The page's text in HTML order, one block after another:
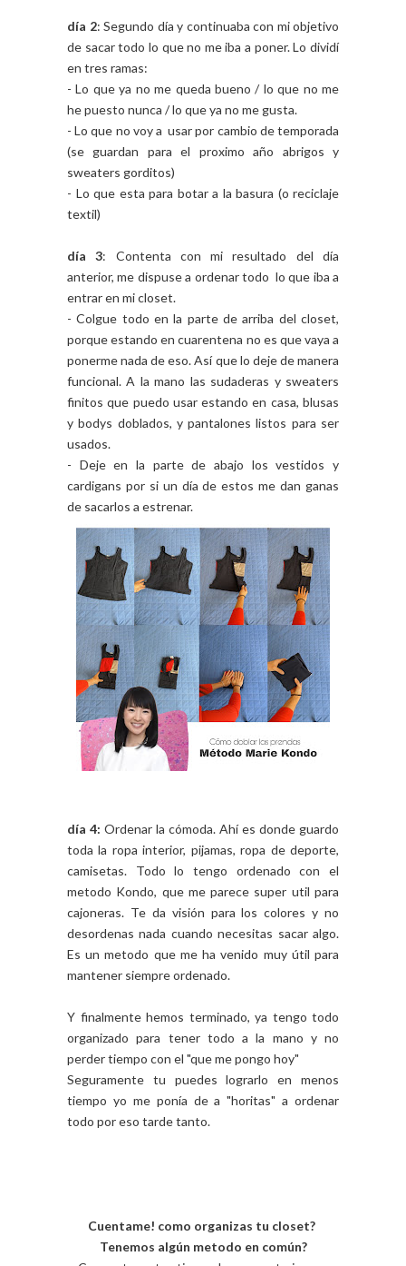
día 2: Segundo día y continuaba con mi objetivo
de sacar todo lo que no me iba a poner. Lo dividí
en tres ramas:
- Lo que ya no me queda bueno / lo que no me
he puesto nunca / lo que ya no me gusta.
- Lo que no voy a usar por cambio de temporada
(se guardan para el proximo año abrigos y
sweaters gorditos)
- Lo que esta para botar a la basura (o reciclaje
textil)
día 3: Contenta con mi resultado del día
anterior, me dispuse a ordenar todo lo que iba a
entrar en mi closet.
- Colgue todo en la parte de arriba del closet,
porque estando en cuarentena no es que vaya a
ponerme nada de eso. Así que lo deje de manera
funcional. A la mano las sudaderas y sweaters
finitos que puedo usar estando en casa, blusas
y bodys doblados, y pantalones listos para ser
usados.
- Deje en la parte de abajo los vestidos y
cardigans por si un día de estos me dan ganas
de sacarlos a estrenar.
día 4: Ordenar la cómoda. Ahí es donde guardo
toda la ropa interior, pijamas, ropa de deporte,
camisetas. Todo lo tengo ordenado con el
metodo Kondo, que me parece super util para
cajoneras. Te da visión para los colores y no
desordenas nada cuando necesitas sacar algo.
Es un metodo que me ha venido muy útil para
mantener siempre ordenado.
Y finalmente hemos terminado, ya tengo todo
organizado para tener todo a la mano y no
perder tiempo con el "que me pongo hoy"
Seguramente tu puedes lograrlo en menos
tiempo yo me ponía de a "horitas" a ordenar
todo por eso tarde tanto.
Cuentame! como organizas tu closet?
Tenemos algún metodo en común?